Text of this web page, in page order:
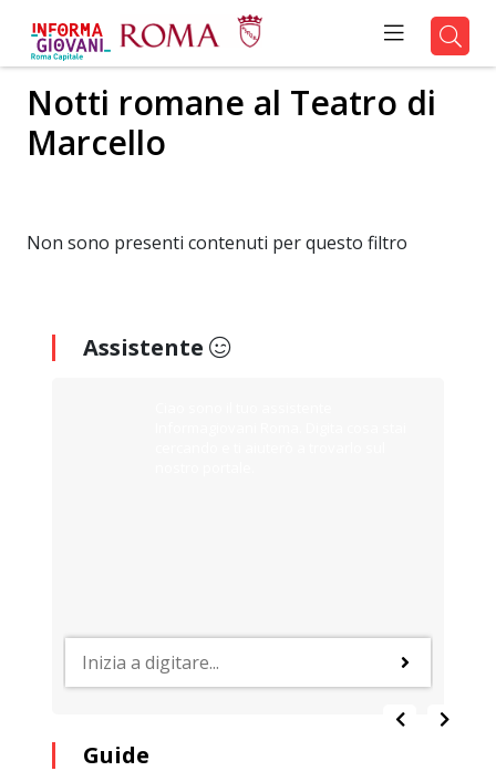
Notti romane al Teatro di
Marcello
Non sono presenti contenuti per questo filtro
Assistente
Guide